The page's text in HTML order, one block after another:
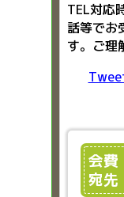
TEL対応
話等でお
す。ご理
会費
宛先